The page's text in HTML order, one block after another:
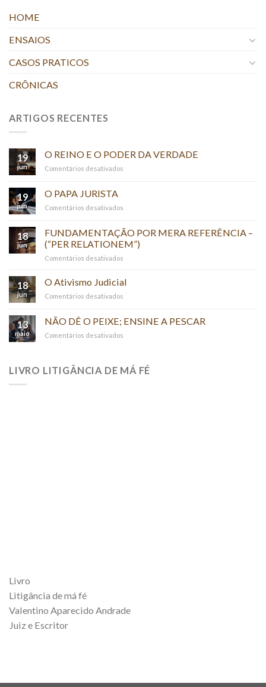
HOME
ENSAIOS
CASOS PRATICOS
CRÔNICAS
ARTIGOS RECENTES
19
jun
O REINO E O PODER DA VERDADE
Comentários desativados
DA
VERDADE
19
jun
O PAPA JURISTA
Comentários desativados
PAPA
JURISTA
18
jun
FUNDAMENTAÇÃO POR MERA REFERÊNCIA –
(“PER RELATIONEM”)
Comentários desativados
POR
(“PER
18
jun
O Ativismo Judicial
Comentários desativados
Ativismo
13
maio
NÃO DÊ O PEIXE; ENSINE A PESCAR
Comentários desativados
O
LIVRO LITIGÂNCIA DE MÁ FÉ
Livro
Litigância de má fé
Valentino Aparecido Andrade
Juiz e Escritor